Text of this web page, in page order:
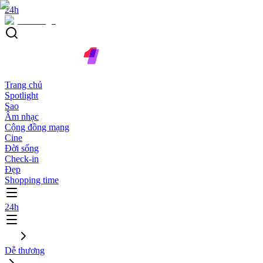
24h
Trang chủ
Spotlight
Sao
Âm nhạc
Cộng đồng mạng
Cine
Đời sống
Check-in
Đẹp
Shopping time
24h
Dễ thương